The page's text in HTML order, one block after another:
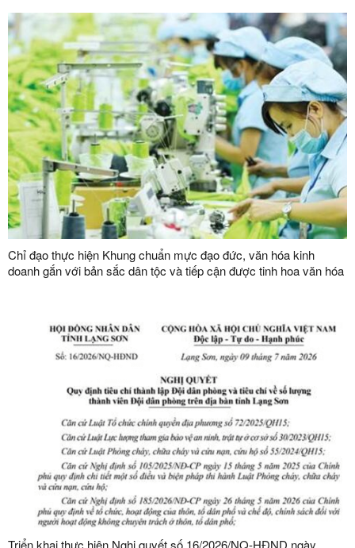
Chỉ đạo thực hiện Khung chuẩn mực đạo đức, văn hóa kinh
doanh gắn với bản sắc dân tộc và tiếp cận được tinh hoa văn hóa
Triển khai thực hiện Nghị quyết số 16/2026/NQ-HĐND ngày